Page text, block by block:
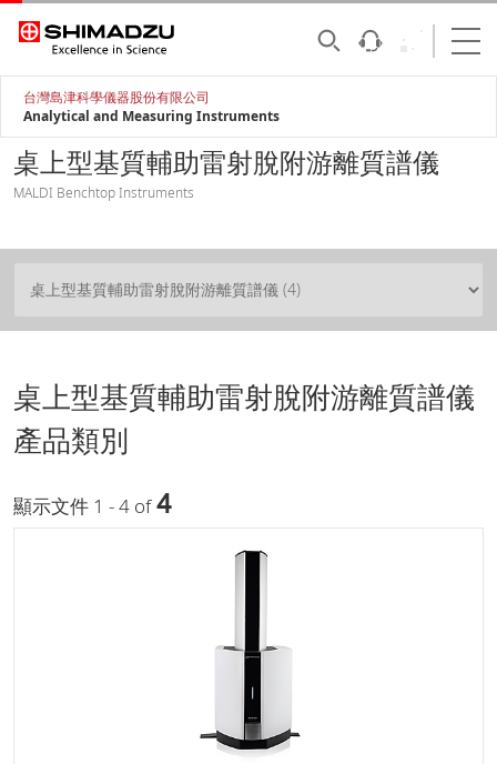
台灣島津科學儀器股份有限公司
Analytical and Measuring Instruments
桌上型基質輔助雷射脫附游離質譜儀
MALDI Benchtop Instruments
桌上型基質輔助雷射脫附游離質譜儀
產品類別
顯示文件 1 - 4 of 4